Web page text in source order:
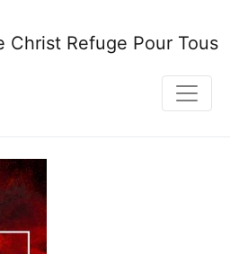
Christ Refuge Pour Tous